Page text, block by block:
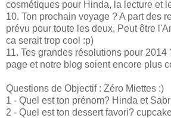
cosmétiques pour Hinda, la lecture et
10. Ton prochain voyage ? A part des
prévu pour toute les deux, Peut être
ca serait trop cool :p)
11. Tes grandes résolutions pour 2014
page et notre blog soient encore plus
Questions de Objectif : Zéro Miettes :)
1 - Quel est ton prénom? Hinda et
2 - Quel est ton dessert favori?